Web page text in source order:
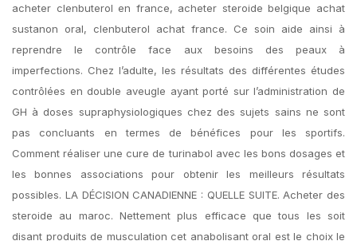
acheter clenbuterol en france, acheter steroide belgique achat
sustanon oral, clenbuterol achat france. Ce soin aide ainsi à
reprendre le contrôle face aux besoins des peaux à
imperfections. Chez l’adulte, les résultats des différentes études
contrôlées en double aveugle ayant porté sur l’administration de
GH à doses supraphysiologiques chez des sujets sains ne sont
pas concluants en termes de bénéfices pour les sportifs.
Comment réaliser une cure de turinabol avec les bons dosages et
les bonnes associations pour obtenir les meilleurs résultats
possibles. LA DÉCISION CANADIENNE : QUELLE SUITE. Acheter des
steroide au maroc. Nettement plus efficace que tous les soit
disant produits de musculation cet anabolisant oral est le choix le